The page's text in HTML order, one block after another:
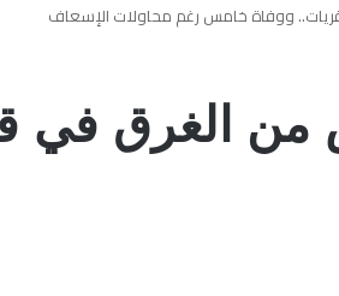
ووفاة خامس رغم محاولات الإسعاف
من الغرق